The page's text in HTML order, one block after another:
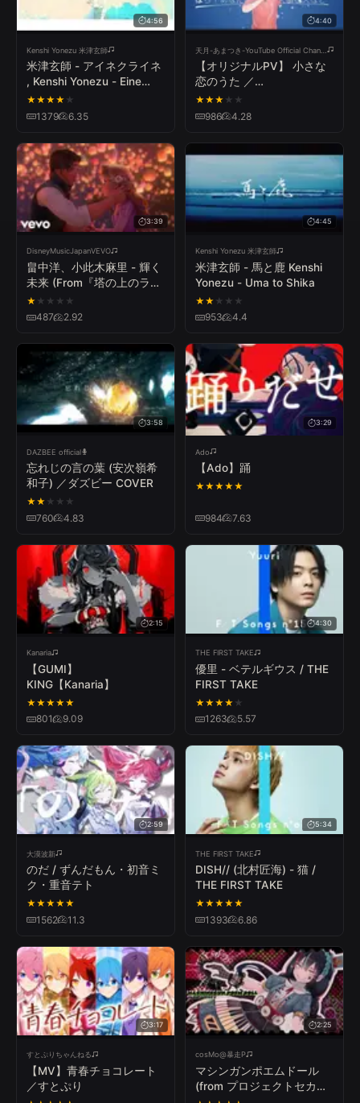
4:56
Kenshi Yonezu 米津玄師
米津玄師 - アイネクライネ
, Kenshi Yonezu - Eine
Kleine
★★★★ ★
1379 6.35
4:40
【オリジナルPV】 小さな
恋のうた ／
MONGOL800(cover) by天
月
★★★ ★ ★
986 4.28
3:39
DisneyMusicJapanVEVO
畠中洋、小此木麻里 - 輝く
未来 (From『塔の上のラプ
ンツェル』)
★ ★ ★ ★ ★
487 2.92
4:45
Kenshi Yonezu 米津玄師
米津玄師 - 馬と鹿 Kenshi
Yonezu - Uma to Shika
★★ ★ ★ ★
953 4.4
3:58
DAZBEE official
忘れじの言の葉 (安次嶺希
和子) ／ダズビー COVER
★★ ★ ★ ★
760 4.83
3:29
Ado
【Ado】踊
★★★★★
984 7.63
2:15
Kanaria
【GUMI】
KING【Kanaria】
★★★★★
801 9.09
4:30
THE FIRST TAKE
優里 - ベテルギウス / THE
FIRST TAKE
★★★★ ★
1263 5.57
2:59
大漠波新
のだ / ずんだもん・初音ミ
ク・重音テト
★★★★★
1562 11.3
5:34
THE FIRST TAKE
DISH// (北村匠海) - 猫 /
THE FIRST TAKE
★★★★★
1393 6.86
3:17
すとぷりちゃんねる
【MV】青春チョコレート
／すとぷり
2:25
cosMo@暴走P
マシンガンポエムドール
(from プロジェクトセカイ)